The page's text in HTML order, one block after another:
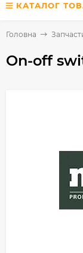
КАТАЛОГ
Головна
On-off